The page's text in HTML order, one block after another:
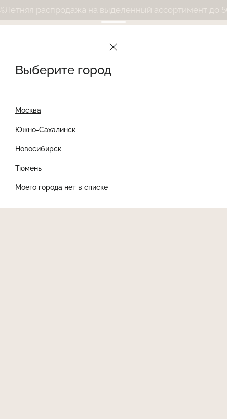
Выберите город
Москва
Южно-Сахалинск
Новосибирск
Тюмень
Моего города нет в списке
распродажа на выделенный ассортимент до 50%